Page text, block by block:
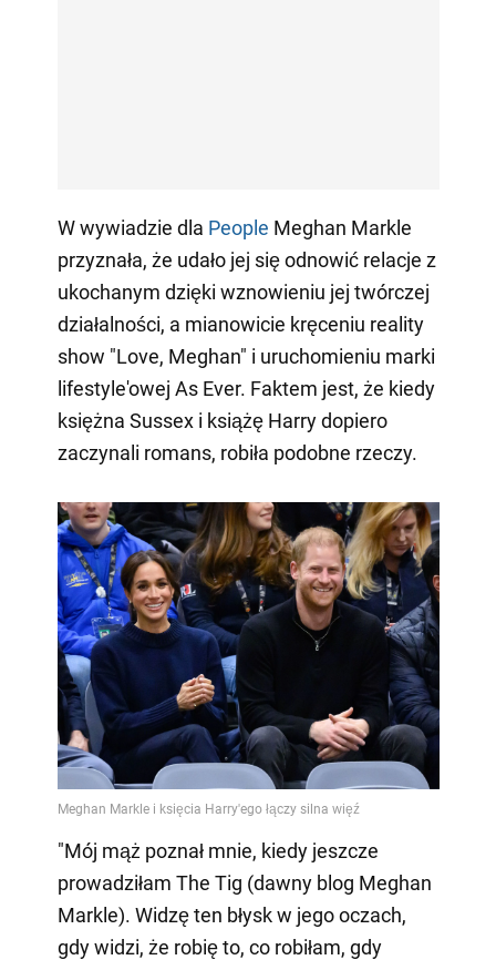
W wywiadzie dla People Meghan Markle
przyznała, że udało jej się odnowić relacje z
ukochanym dzięki wznowieniu jej twórczej
działalności, a mianowicie kręceniu reality
show "Love, Meghan" i uruchomieniu marki
lifestyle'owej As Ever. Faktem jest, że kiedy
księżna Sussex i książę Harry dopiero
zaczynali romans, robiła podobne rzeczy.
"Mój mąż poznał mnie, kiedy jeszcze
prowadziłam The Tig (dawny blog Meghan
Markle). Widzę ten błysk w jego oczach,
gdy widzi, że robię to, co robiłam, gdy